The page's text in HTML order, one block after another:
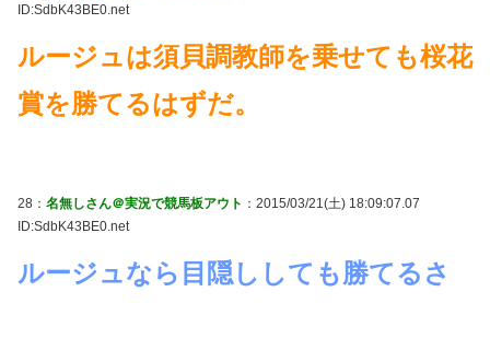
ID:SdbK43BE0.net
ルージュは須貝調教師を乗せても桜花
賞を勝てるはずだ。
28： 名無しさん＠実況で競馬板アウト ：2015/03/21(土) 18:09:07.07
ID:SdbK43BE0.net
ルージュなら目隠ししても勝てるさ